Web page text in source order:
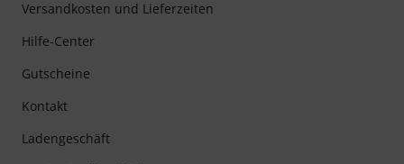
Versandkosten und Lieferzeiten
Hilfe-Center
Gutscheine
Kontakt
Ladengeschäft